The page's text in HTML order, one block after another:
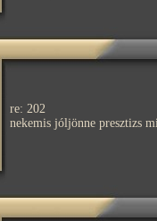
re: 202
nekemis jóljönne presztizs